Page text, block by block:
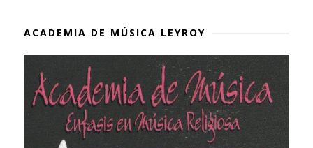
ACADEMIA DE MÚSICA LEYROY